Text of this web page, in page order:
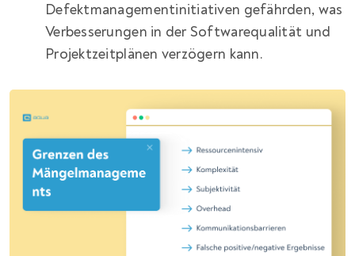
Defektmanagementinitiativen gefährden, was
Verbesserungen in der Softwarequalität und
Projektzeitplänen verzögern kann.